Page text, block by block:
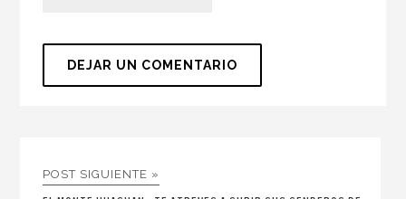
POST SIGUIENTE »